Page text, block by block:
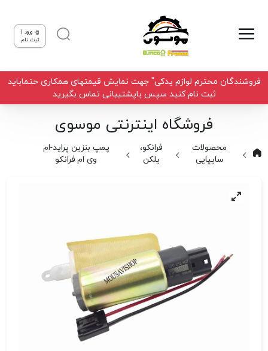
ورود |
ثبت نام
فروشندگان محترم لوازم یدکی" جهت نمایش قیمتهای همکاری حتماباید
ثبت نام کنید سپس باپشتیبانی تماس بگیرید
فروشگاه اینترنتی موسوی
محصولات
سایپایی
فرانکو،
یلکن
پمپ بنزین پراید-ام
وی ام فرانکو